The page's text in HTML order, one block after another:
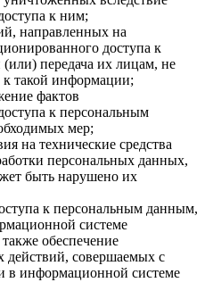
к ним;
направленных на
доступа к
передача их лицам, не
такой информации;
фактов
к персональным
мер;
на технические средства
персональных данных,
быть нарушено их
к персональным данным,
системе
обеспечение
действий, совершаемых с
в информационной системе